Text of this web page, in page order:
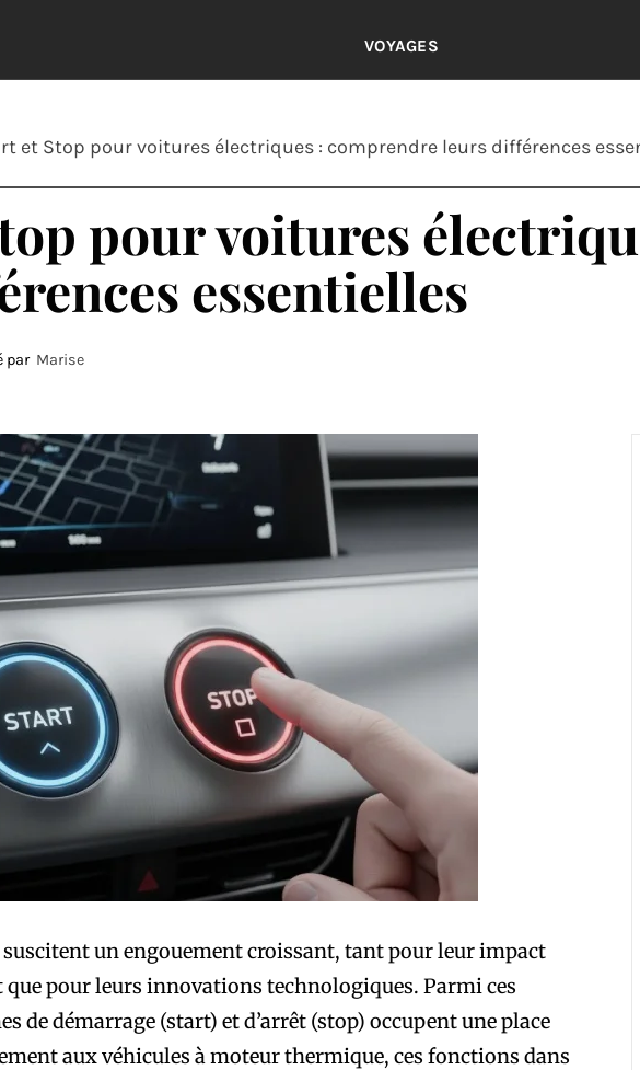
VOYAGES
et Stop pour voitures électriques : comprendre leurs différences
pour voitures
essentielles
par Marise
un engouement croissant, tant pour leur impact
pour leurs innovations technologiques. Parmi ces
de démarrage (start) et d’arrêt (stop) occupent une place
aux véhicules à moteur thermique, ces fonctions dans